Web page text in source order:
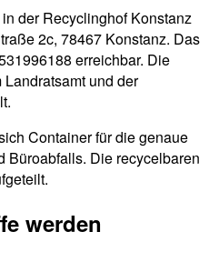
der Recyclinghof Konstanz
2c, 78467 Konstanz. Das
erreichbar. Die
und der
Container für die genaue
Büroabfalls. Die recycelbaren
werden